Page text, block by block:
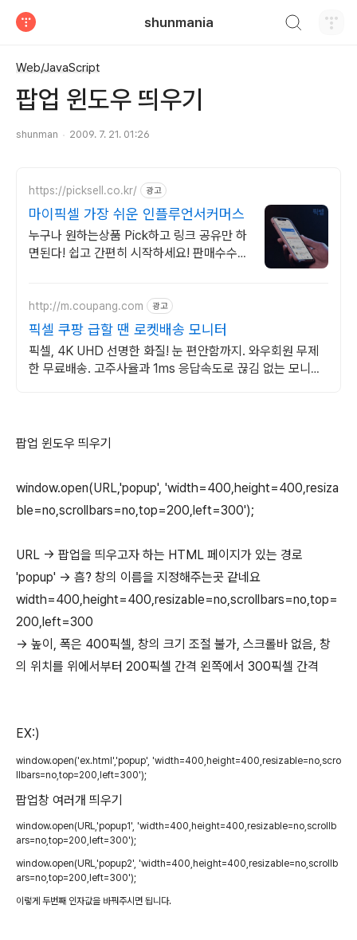
shunmania
Web/JavaScript
팝업 윈도우 띄우기
shunman 2009. 7. 21. 01:26
https://picksell.co.kr/ 광고
마이픽셀 가장 쉬운 인플루언서커머스
누구나 원하는상품 Pick하고 링크 공유만 하
면된다! 쉽고 간편히 시작하세요! 판매수수료
http://m.coupang.com 광고
픽셀 쿠팡 급할 땐 로켓배송 모니터
픽셀, 4K UHD 선명한 화질! 눈 편안함까지. 와우회원 무제
한 무료배송. 고주사율과 1ms 응답속도로 끊김 없는 모니터,
팝업 윈도우 띄우기
window.open(URL,'popup', 'width=400,height=400,resiza
ble=no,scrollbars=no,top=200,left=300');
URL -> 팝업을 띄우고자 하는 HTML 페이지가 있는 경로
'popup' -> 흠? 창의 이름을 지정해주는곳 같네요
width=400,height=400,resizable=no,scrollbars=no,top=
200,left=300
-> 높이, 폭은 400픽셀, 창의 크기 조절 불가, 스크롤바 없음, 창
의 위치를 위에서부터 200픽셀 간격 왼쪽에서 300픽셀 간격
EX:)
window.open('ex.html','popup', 'width=400,height=400,resizable=no,scro
llbars=no,top=200,left=300');
팝업창 여러개 띄우기
window.open(URL,'popup1', 'width=400,height=400,resizable=no,scrollb
ars=no,top=200,left=300');
window.open(URL,'popup2', 'width=400,height=400,resizable=no,scrollb
ars=no,top=200,left=300');
이렇게 두번째 인자값을 바꿔주시면 됩니다.